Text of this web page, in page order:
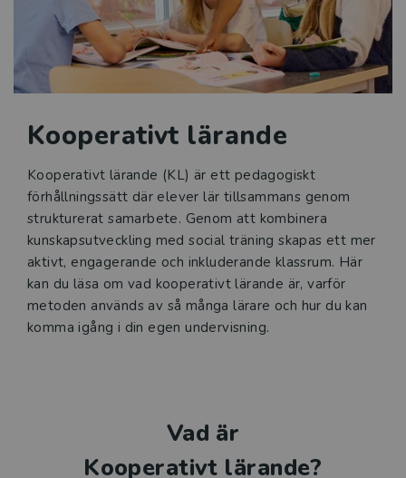
Kataloger 2026
Beställ provexemplar
Statsbidrag för inköp av läroböcker och
lärarhandledningar 2026
Reformer
Press
Kooperativt lärande
Kooperativt lärande (KL) är ett pedagogiskt
förhållningssätt där elever lär tillsammans genom
strukturerat samarbete. Genom att kombinera
kunskapsutveckling med social träning skapas ett mer
aktivt, engagerande och inkluderande klassrum. Här
kan du läsa om vad kooperativt lärande är, varför
metoden används av så många lärare och hur du kan
komma igång i din egen undervisning.
Vad är
Kooperativt lärande?